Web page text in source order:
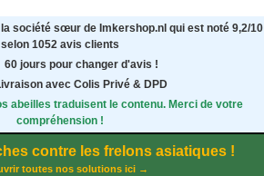
société sœur de Imkershop.nl qui est noté 9,2/10
selon 1052 avis clients
60 jours pour changer d'avis !
avec Colis Privé & DPD
abeilles traduisent le contenu. Merci de votre
compréhension !
contre les frelons asiatiques !
toutes nos solutions ici →